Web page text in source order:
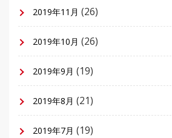
2019年11月 (26)
2019年10月 (26)
2019年9月 (19)
2019年8月 (21)
2019年7月 (19)